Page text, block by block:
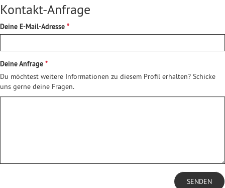
Kontakt-Anfrage
Deine E-Mail-Adresse
Deine Anfrage
Du möchtest weitere Informationen zu diesem Profil erhalten? Schicke
uns gerne deine Fragen.
SENDEN